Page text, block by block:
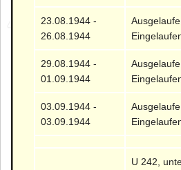
23.08.1944 -
26.08.1944
29.08.1944 -
01.09.1944
03.09.1944 -
03.09.1944
U 242,